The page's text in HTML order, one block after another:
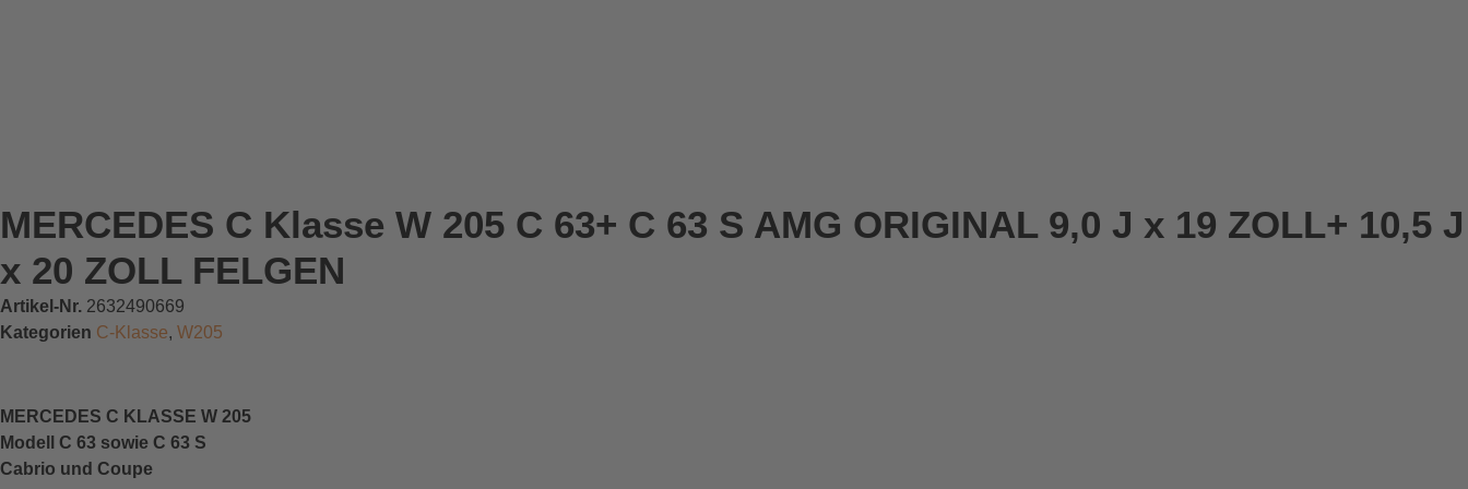
MERCEDES C Klasse W 205 C 63+ C 63 S AMG ORIGINAL 9,0 J x 19 ZOLL+ 10,5 J
x 20 ZOLL FELGEN
Artikel-Nr. 2632490669
Kategorien C-Klasse, W205
MERCEDES C KLASSE W 205
Modell C 63 sowie C 63 S
Cabrio und Coupe